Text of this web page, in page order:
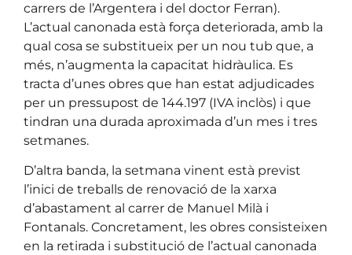
carrers de l’Argentera i del doctor Ferran).
L’actual canonada està força deteriorada, amb la
qual cosa se substitueix per un nou tub que, a
més, n’augmenta la capacitat hidràulica. Es
tracta d’unes obres que han estat adjudicades
per un pressupost de 144.197 (IVA inclòs) i que
tindran una durada aproximada d’un mes i tres
setmanes.
D’altra banda, la setmana vinent està previst
l’inici de treballs de renovació de la xarxa
d’abastament al carrer de Manuel Milà i
Fontanals. Concretament, les obres consisteixen
en la retirada i substitució de l’actual canonada